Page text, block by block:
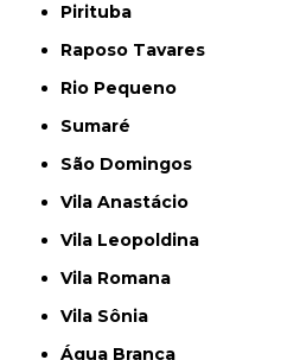
Pirituba
Raposo Tavares
Rio Pequeno
Sumaré
São Domingos
Vila Anastácio
Vila Leopoldina
Vila Romana
Vila Sônia
Água Branca